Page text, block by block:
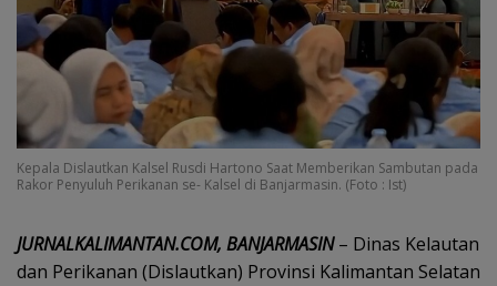
Kepala Dislautkan Kalsel Rusdi Hartono Saat Memberikan Sambutan pada
Rakor Penyuluh Perikanan se- Kalsel di Banjarmasin. (Foto : Ist)
JURNALKALIMANTAN.COM, BANJARMASIN– Dinas Kelautan
dan Perikanan (Dislautkan) Provinsi Kalimantan Selatan